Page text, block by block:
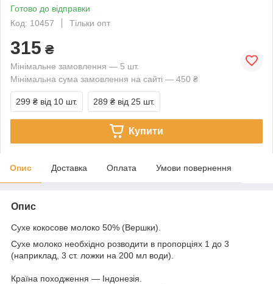
Готово до відправки
Код: 10457
Тільки опт
315 ₴
Мінімальне замовлення — 5 шт.
Мінімальна сума замовлення на сайті — 450 ₴
299 ₴ від 10 шт. 289 ₴ від 25 шт.
Купити
Опис Доставка Оплата Умови повернення
Опис
Сухе кокосове молоко 50% (Вершки).
Сухе молоко необхідно розводити в пропорціях 1 до 3
(наприклад, 3 ст. ложки на 200 мл води).
Країна походження — Індонезія.